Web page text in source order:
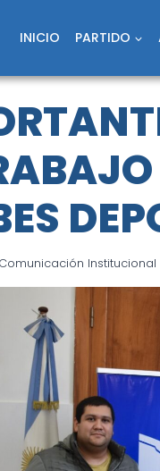
INICIO PARTIDO
Institucional